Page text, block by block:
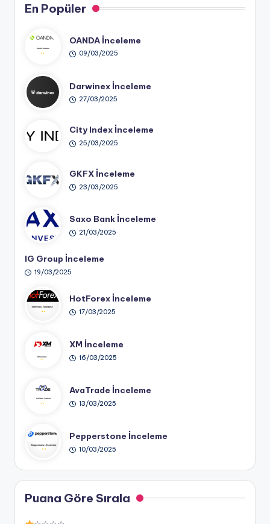
En Popüler
OANDA İnceleme
09/03/2025
Darwinex İnceleme
27/03/2025
City Index İnceleme
25/03/2025
GKFX İnceleme
23/03/2025
Saxo Bank İnceleme
21/03/2025
IG Group İnceleme
19/03/2025
HotForex İnceleme
17/03/2025
XM İnceleme
16/03/2025
AvaTrade İnceleme
13/03/2025
Pepperstone İnceleme
10/03/2025
Puana Göre Sırala